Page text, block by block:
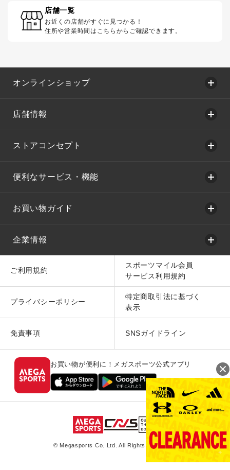
店舗一覧
お近くの店舗がすぐに見つかる！
住所や営業時間はこちらからご確認できます。
オンラインショップ
店舗情報
ストアコンセプト
便利なサービス・機能
お買い物ガイド
企業情報
ご利用規約
スポーツマイル会員
サービス利用規約
プライバシーポリシー
特定商取引法に基づく
表示
免責事項 SNSガイドライン
お買い物が便利に！メガスポーツ公式アプリ
© Megasports Co. Ltd. All Rights Reserved.